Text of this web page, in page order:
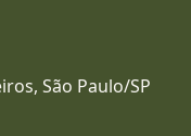
São Paulo/SP